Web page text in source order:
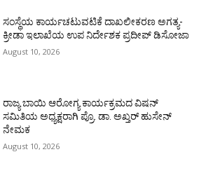
ಸಂಸ್ಥೆಯ ಕಾರ್ಯಚಟುವಟಿಕೆ ದಾಖಲೀಕರಣ ಅಗತ್ಯ-
ಕ್ರೀಡಾ ಇಲಾಖೆಯ ಉಪ ನಿರ್ದೇಶಕ ಪ್ರದೀಪ್ ಡಿಸೋಜಾ
August 10, 2026
ರಾಜ್ಯ ಬಾಯಿ ಆರೋಗ್ಯ ಕಾರ್ಯಕ್ರಮದ ವಿಷನ್
ಸಮಿತಿಯ ಅಧ್ಯಕ್ಷರಾಗಿ ಪ್ರೊ. ಡಾ. ಅಖ್ತರ್ ಹುಸೇನ್
ನೇಮಕ
August 10, 2026